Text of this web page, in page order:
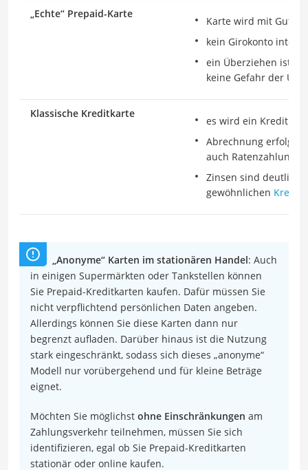
„Echte“ Prepaid-Karte
Karte wird mit
kein Girokonto
ein Überziehen ist
keine Gefahr der
Klassische Kreditkarte
es wird ein
Abrechnung erfolgt
auch
Zinsen sind deutlich
gewöhnlichen
„Anonyme“ Karten im stationären Handel: Auch
in einigen Supermärkten oder Tankstellen können
Sie Prepaid-Kreditkarten kaufen. Dafür müssen Sie
nicht verpflichtend persönlichen Daten angeben.
Allerdings können Sie diese Karten dann nur
begrenzt aufladen. Darüber hinaus ist die Nutzung
stark eingeschränkt, sodass sich dieses „anonyme“
Modell nur vorübergehend und für kleine Beträge
eignet.
Möchten Sie möglichst ohne Einschränkungen am
Zahlungsverkehr teilnehmen, müssen Sie sich
identifizieren, egal ob Sie Prepaid-Kreditkarten
stationär oder online kaufen.